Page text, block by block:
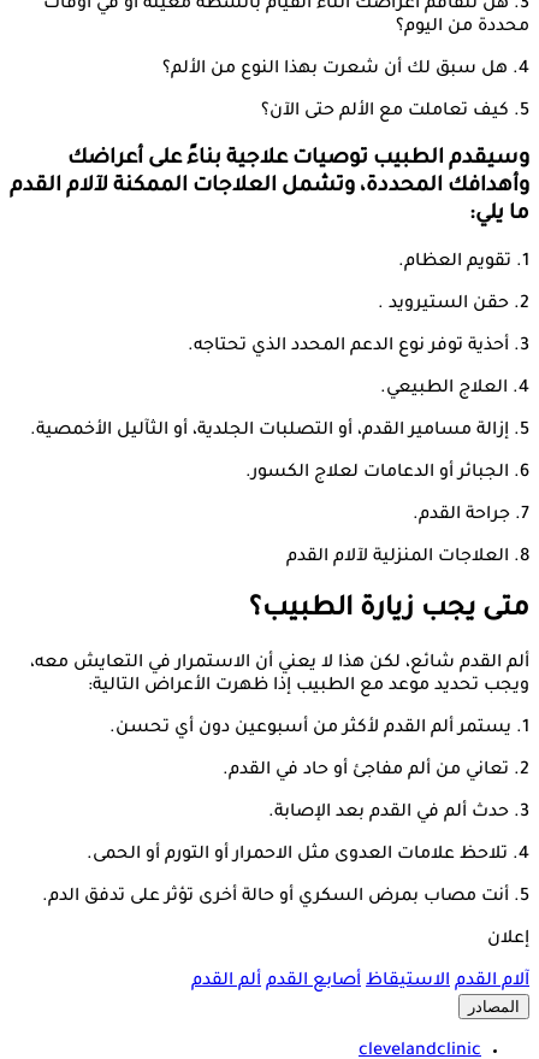
3. هل تتفاقم أعراضك أثناء القيام بأنشطة معينة أو في أوقات
محددة من اليوم؟
4. هل سبق لك أن شعرت بهذا النوع من الألم؟
5. كيف تعاملت مع الألم حتى الآن؟
وسيقدم الطبيب توصيات علاجية بناءً على أعراضك
وأهدافك المحددة، وتشمل العلاجات الممكنة لآلام القدم
ما يلي:
1. تقويم العظام.
2. حقن الستيرويد .
3. أحذية توفر نوع الدعم المحدد الذي تحتاجه.
4. العلاج الطبيعي.
5. إزالة مسامير القدم، أو التصلبات الجلدية، أو الثآليل الأخمصية.
6. الجبائر أو الدعامات لعلاج الكسور.
7. جراحة القدم.
8. العلاجات المنزلية لآلام القدم
متى يجب زيارة الطبيب؟
ألم القدم شائع، لكن هذا لا يعني أن الاستمرار في التعايش معه،
ويجب تحديد موعد مع الطبيب إذا ظهرت الأعراض التالية:
1. يستمر ألم القدم لأكثر من أسبوعين دون أي تحسن.
2. تعاني من ألم مفاجئ أو حاد في القدم.
3. حدث ألم في القدم بعد الإصابة.
4. تلاحظ علامات العدوى مثل الاحمرار أو التورم أو الحمى.
5. أنت مصاب بمرض السكري أو حالة أخرى تؤثر على تدفق الدم.
إعلان
آلام القدم الاستيقاظ أصابع القدم ألم القدم
المصادر
clevelandclinic